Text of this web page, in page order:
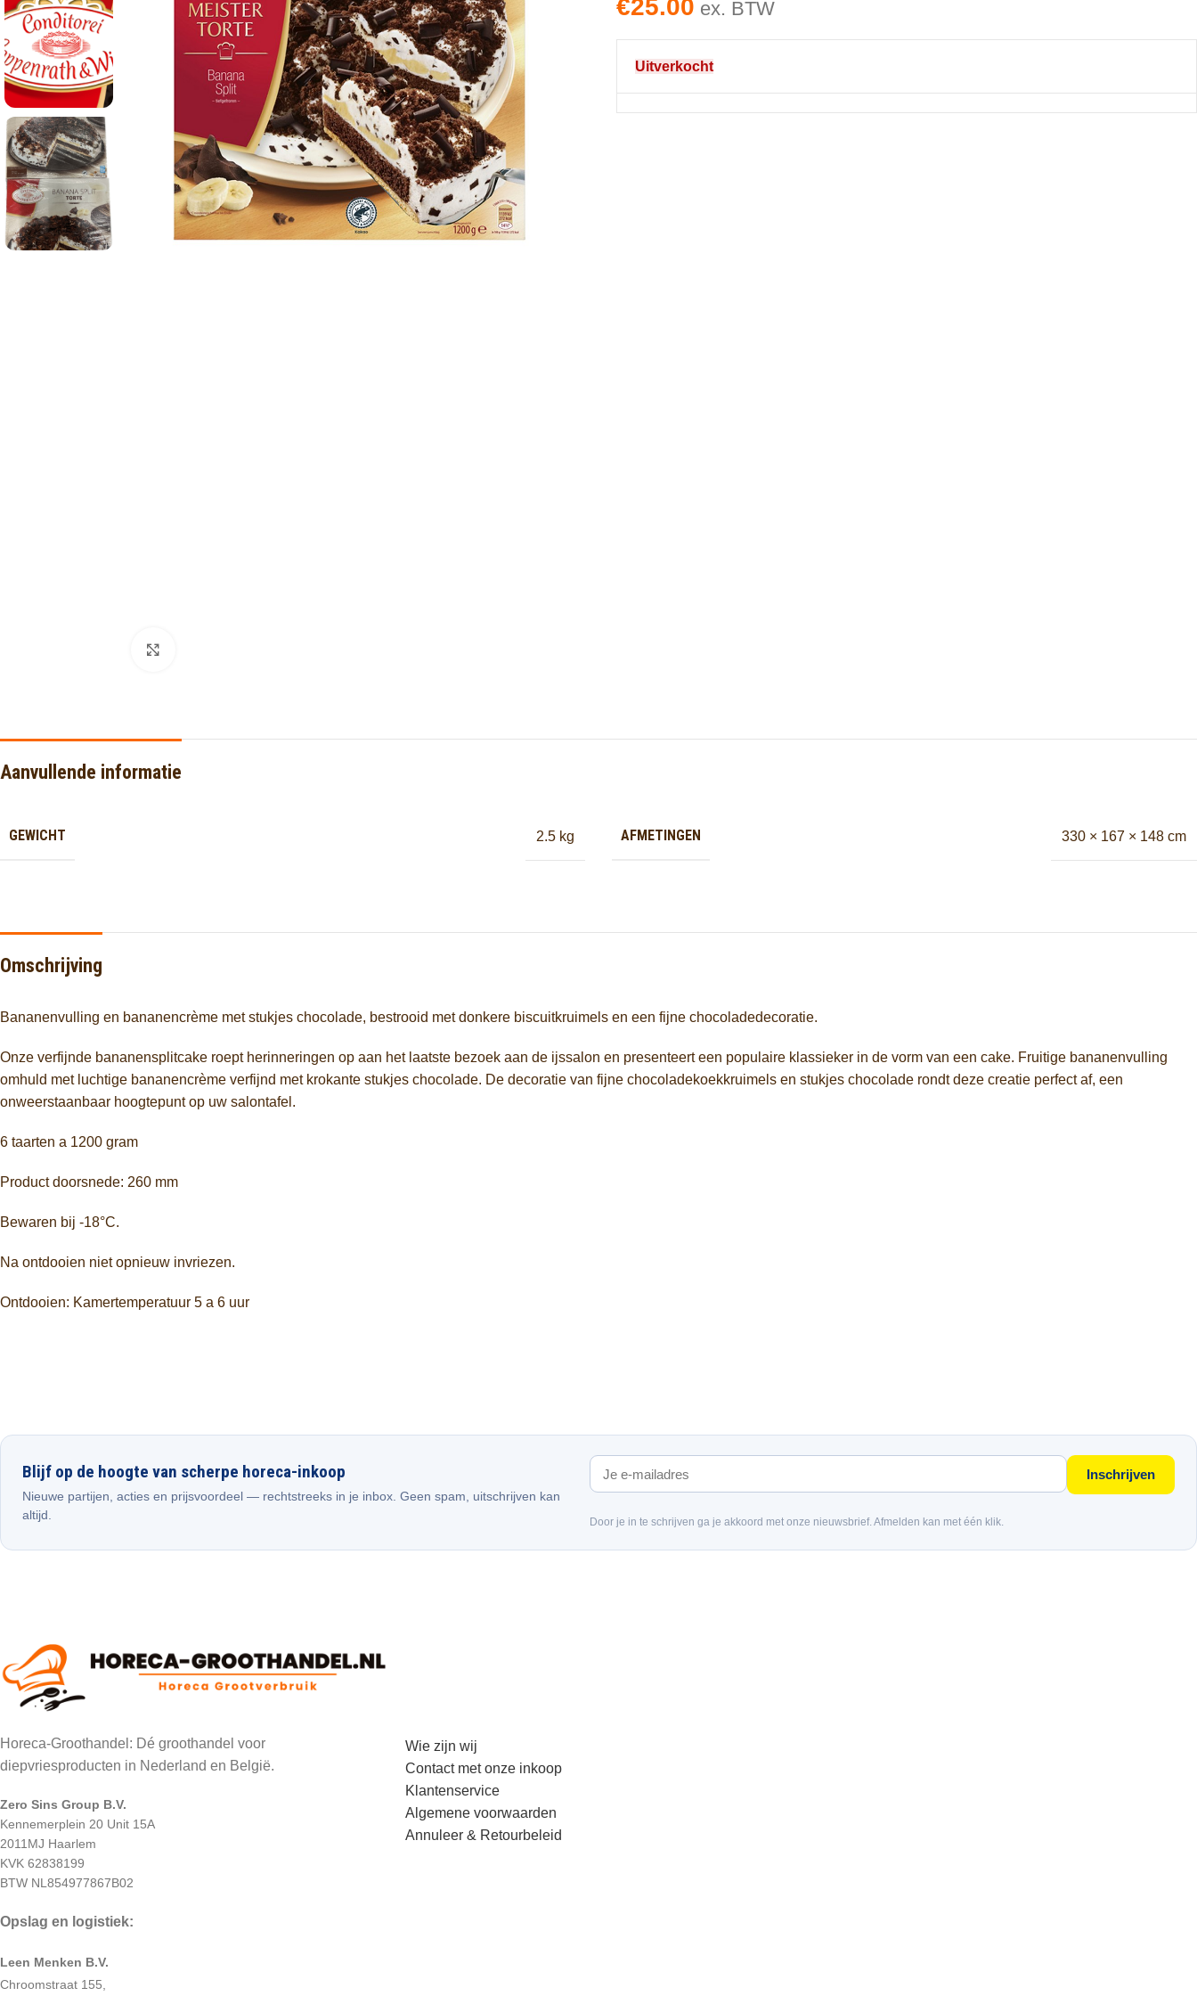
€25.00 ex. BTW
Uitverkocht
Aanvullende informatie
GEWICHT 2.5 kg AFMETINGEN 330 × 167 × 148 cm
Omschrijving
Bananenvulling en bananencrème met stukjes chocolade, bestrooid met donkere biscuitkruimels en een fijne chocoladedecoratie.
Onze verfijnde bananensplitcake roept herinneringen op aan het laatste bezoek aan de ijssalon en presenteert een populaire klassieker in de vorm van een cake. Fruitige bananenvulling
omhuld met luchtige bananencrème verfijnd met krokante stukjes chocolade. De decoratie van fijne chocoladekoekkruimels en stukjes chocolade rondt deze creatie perfect af, een
onweerstaanbaar hoogtepunt op uw salontafel.
6 taarten a 1200 gram
Product doorsnede: 260 mm
Bewaren bij -18°C.
Na ontdooien niet opnieuw invriezen.
Ontdooien: Kamertemperatuur 5 a 6 uur
Blijf op de hoogte van scherpe horeca-inkoop
Nieuwe partijen, acties en prijsvoordeel — rechtstreeks in je inbox. Geen spam, uitschrijven kan
altijd.
Inschrijven
Door je in te schrijven ga je akkoord met onze nieuwsbrief. Afmelden kan met één klik.
Horeca-Groothandel: Dé groothandel voor
diepvriesproducten in Nederland en België.
Zero Sins Group B.V.
Kennemerplein 20 Unit 15A
2011MJ Haarlem
KVK 62838199
BTW NL854977867B02
Opslag en logistiek:
Leen Menken B.V.
Chroomstraat 155,
Wie zijn wij
Contact met onze inkoop
Klantenservice
Algemene voorwaarden
Annuleer & Retourbeleid